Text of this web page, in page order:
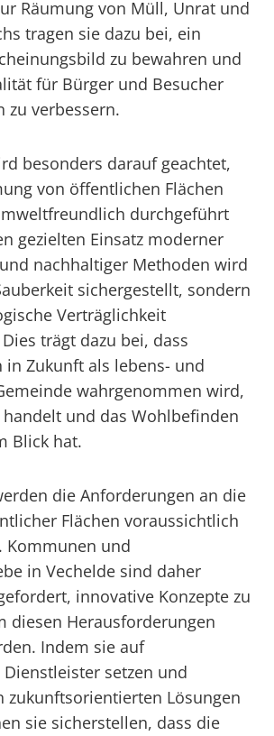
Räumung von Müll, Unrat und
tragen sie dazu bei, ein
zu bewahren und
für Bürger und Besucher
zu verbessern.
besonders darauf geachtet,
von öffentlichen Flächen
durchgeführt
gezielten Einsatz moderner
nachhaltiger Methoden wird
sichergestellt, sondern
Verträglichkeit
trägt dazu bei, dass
in Zukunft als lebens- und
wahrgenommen wird,
und das Wohlbefinden
Blick hat.
die Anforderungen an die
Flächen voraussichtlich
Kommunen und
in Vechelde sind daher
innovative Konzepte zu
diesen Herausforderungen
Indem sie auf
setzen und
zukunftsorientierten Lösungen
sie sicherstellen, dass die